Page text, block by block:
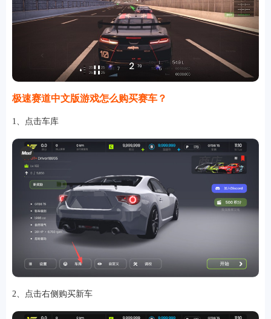
极速赛道中文版游戏怎么购买赛车？
1、点击车库
2、点击右侧购买新车